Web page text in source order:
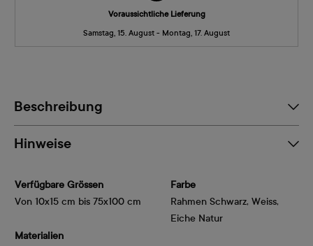
Voraussichtliche Lieferung
Samstag, 15. August - Montag, 17. August
Beschreibung
Hinweise
Verfügbare Grössen
Von 10x15 cm bis 75x100 cm
Materialien
Farbe
Rahmen Schwarz, Weiss,
Eiche Natur